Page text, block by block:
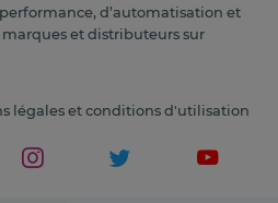
d’automatisation et
et distributeurs sur
légales et conditions d'utilisation